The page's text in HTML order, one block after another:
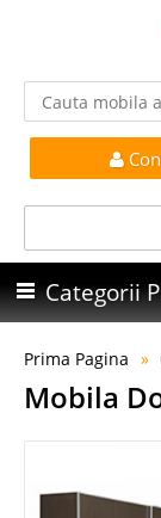
Categorii
Prima Pagina
Mobila